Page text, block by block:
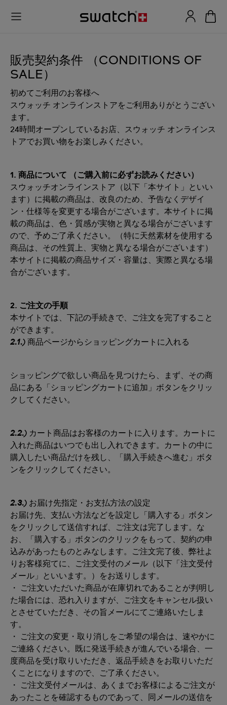
販売契約条件 （CONDITIONS OF
SALE）
初めてご利用のお客様へ
スウォッチ オンラインストアをご利用ありがとうござい
ます。
24時間オープンしているお店、スウォッチ オンラインス
トアでお買い物をお楽しみください。
1. 商品について （ご購入前に必ずお読みください）
スウォッチオンラインストア（以下「本サイト」といい
ます）に掲載の商品は、改良のため、予告なくデザイ
ン・仕様等を変更する場合がございます。本サイトに掲
載の商品は、色・質感が実物と異なる場合がございます
ので、予めご了承ください。（特に天然素材を使用する
商品は、その性質上、実物と異なる場合がございます）
本サイトに掲載の商品サイズ・容量は、実際と異なる場
合がございます。
2. ご注文の手順
本サイトでは、下記の手続きで、ご注文を完了すること
ができます。
2.1.) 商品ページからショッピングカートに入れる
ショッピングで欲しい商品を見つけたら、まず、その商
品にある「ショッピングカートに追加」ボタンをクリッ
クしてください。
2.2.) カート商品はお客様のカートに入ります。カートに
入れた商品はいつでも出し入れできます。カートの中に
購入したい商品だけを残し、「購入手続きへ進む」ボタ
ンをクリックしてください。
2.3.) お届け先指定・お支払方法の設定
お届け先、支払い方法などを設定し「購入する」ボタン
をクリックして送信すれば、ご注文は完了します。な
お、「購入する」ボタンのクリックをもって、契約の申
込みがあったものとみなします。ご注文完了後、弊社よ
りお客様宛てに、ご注文受付のメール（以下「注文受付
メール」といいます。）をお送りします。
・ ご注文いただいた商品が在庫切れであることが判明し
た場合には、恐れ入りますが、ご注文をキャンセル扱い
とさせていただき、その旨メールにてご連絡いたしま
す。
・ ご注文の変更・取り消しをご希望の場合は、速やかに
ご連絡ください。既に発送手続きが進んでいる場合、一
度商品を受け取りいただき、返品手続きをお取りいただ
くことになりますので、ご了承ください。
・ ご注文受付メールは、あくまでお客様によるご注文が
あったことを確認するものであって、同メールの送信を